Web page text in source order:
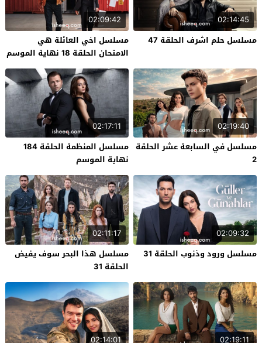
02:14:45
مسلسل حلم اشرف الحلقة 47
02:09:42
مسلسل اخي العائلة هي
الامتحان الحلقة 18 نهاية الموسم
02:19:40
مسلسل في السابعة عشر الحلقة
2
02:17:11
مسلسل المنظمة الحلقة 184
نهاية الموسم
02:09:32
مسلسل ورود وذنوب الحلقة 31
02:11:17
مسلسل هذا البحر سوف يفيض
الحلقة 31
02:19:11
02:14:01